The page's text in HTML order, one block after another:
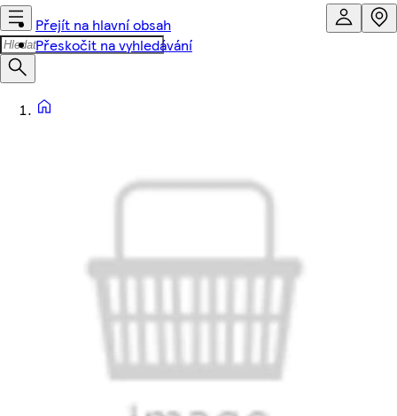
Přejít na hlavní obsah
Přeskočit na vyhledávání